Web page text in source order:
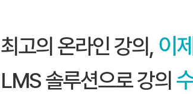
최고의 온라인 강의, 이
LMS 솔루션으로 강의